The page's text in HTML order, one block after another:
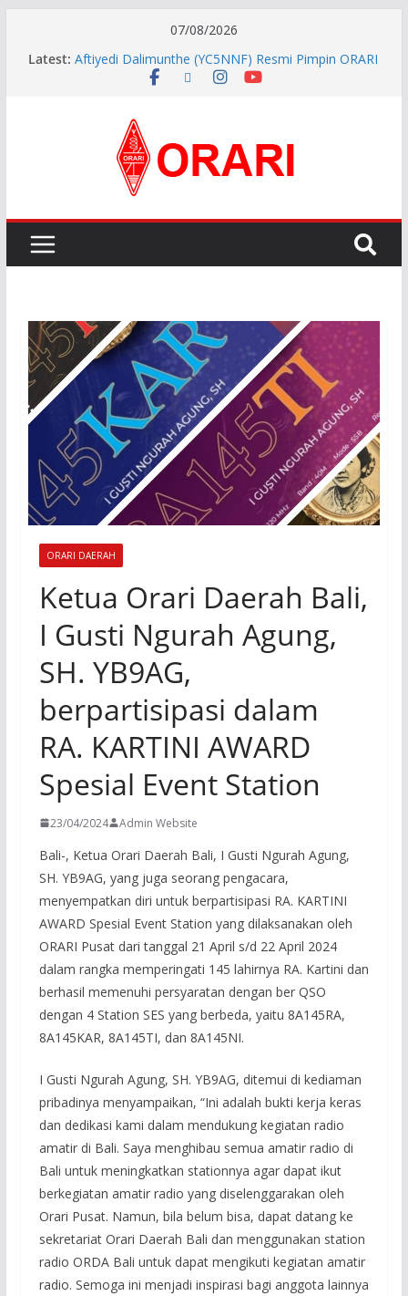
07/08/2026
Latest: Aftiyedi Dalimunthe (YC5NNF) Resmi Pimpin ORARI
Lokal Bengkalis 2026–2029, Dikukuhkan Langsung
Riau Beserta Jajaran Hadiri Muslok III Bengkalis
Pererat Silaturahmi, Pengurus Baru ORARI Riau
Audiensi dan Siap Bersinergi dengan Diskominfotik
INDONESIA AWARD 2026
Preparatory Group for WRC-27 )
ORARI DAERAH
Ketua Orari Daerah Bali,
I Gusti Ngurah Agung,
SH. YB9AG,
berpartisipasi dalam
RA. KARTINI AWARD
Spesial Event Station
23/04/2024 Admin Website
Bali-, Ketua Orari Daerah Bali, I Gusti Ngurah Agung,
SH. YB9AG, yang juga seorang pengacara,
menyempatkan diri untuk berpartisipasi RA. KARTINI
AWARD Spesial Event Station yang dilaksanakan oleh
ORARI Pusat dari tanggal 21 April s/d 22 April 2024
dalam rangka memperingati 145 lahirnya RA. Kartini dan
berhasil memenuhi persyaratan dengan ber QSO
dengan 4 Station SES yang berbeda, yaitu 8A145RA,
8A145KAR, 8A145TI, dan 8A145NI.
I Gusti Ngurah Agung, SH. YB9AG, ditemui di kediaman
pribadinya menyampaikan, “Ini adalah bukti kerja keras
dan dedikasi kami dalam mendukung kegiatan radio
amatir di Bali. Saya menghibau semua amatir radio di
Bali untuk meningkatkan stationnya agar dapat ikut
berkegiatan amatir radio yang diselenggarakan oleh
Orari Pusat. Namun, bila belum bisa, dapat datang ke
sekretariat Orari Daerah Bali dan menggunakan station
radio ORDA Bali untuk dapat mengikuti kegiatan amatir
radio. Semoga ini menjadi inspirasi bagi anggota lainnya